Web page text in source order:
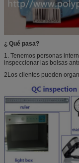
¿ Qué pasa?
1. Tenemos personas
inspeccionar las bolsas
2Los clientes pueden